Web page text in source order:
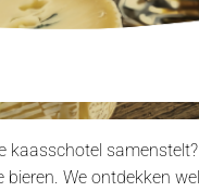
kaasschotel
We ontdekken